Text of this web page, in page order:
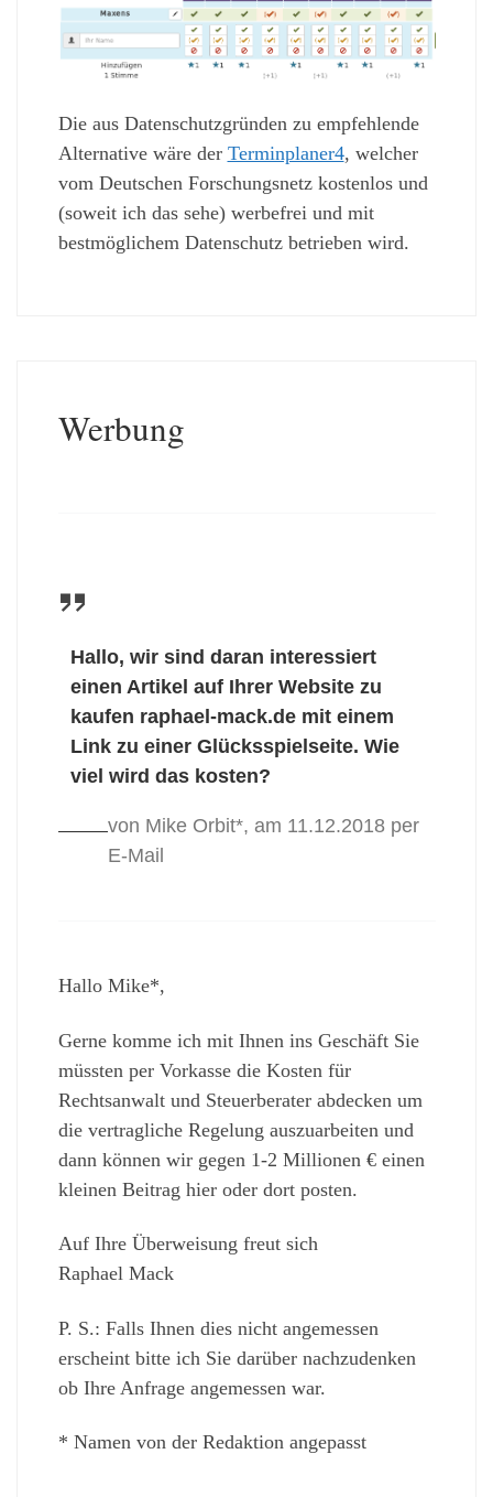
Die aus Datenschutzgründen zu empfehlende
Alternative wäre der Terminplaner4, welcher
vom Deutschen Forschungsnetz kostenlos und
(soweit ich das sehe) werbefrei und mit
bestmöglichem Datenschutz betrieben wird.
Werbung
Hallo, wir sind daran interessiert
einen Artikel auf Ihrer Website zu
kaufen raphael-mack.de mit einem
Link zu einer Glücksspielseite. Wie
viel wird das kosten?
von Mike Orbit*, am 11.12.2018 per
E-Mail
Hallo Mike*,
Gerne komme ich mit Ihnen ins Geschäft Sie
müssten per Vorkasse die Kosten für
Rechtsanwalt und Steuerberater abdecken um
die vertragliche Regelung auszuarbeiten und
dann können wir gegen 1-2 Millionen € einen
kleinen Beitrag hier oder dort posten.
Auf Ihre Überweisung freut sich
Raphael Mack
P. S.: Falls Ihnen dies nicht angemessen
erscheint bitte ich Sie darüber nachzudenken
ob Ihre Anfrage angemessen war.
* Namen von der Redaktion angepasst